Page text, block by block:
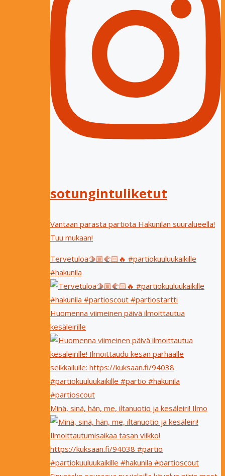
sotungintuliketut
Vantaan parasta partiota Hakunilan suuralueella!
Tuu mukaan!
Tervetuloa🫱🏼‍🫲🏻🔥 #partiokuuluukaikille
#hakunila
Huomenna viimeinen päivä ilmoittautua
kesäleirille
Minä, sinä, hän, me, iltanuotio ja kesäleiri! Ilmo